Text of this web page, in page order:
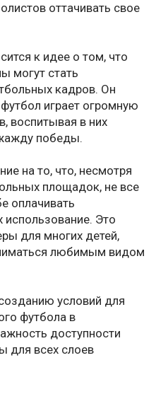
оттачивать свое
к идее о том, что
могут стать
кадров. Он
играет огромную
воспитывая в них
победы.
на то, что, несмотря
площадок, не все
оплачивать
Это
для многих детей,
любимым видом
условий для
футбола в
доступности
для всех слоев